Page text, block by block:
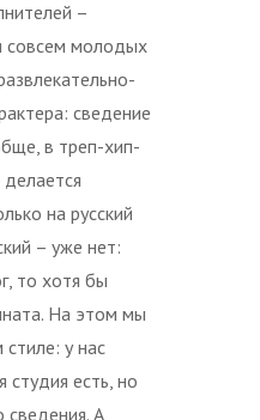
–
совсем молодых
сведение
в треп-хип-
на русский
– уже нет:
то хотя бы
На этом мы
у нас
студия есть, но
сведения. А